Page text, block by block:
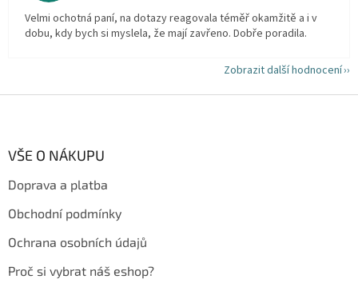
Velmi ochotná paní, na dotazy reagovala téměř okamžitě a i v
dobu, kdy bych si myslela, že mají zavřeno. Dobře poradila.
Zobrazit další hodnocení
VŠE O NÁKUPU
Doprava a platba
Obchodní podmínky
Ochrana osobních údajů
Proč si vybrat náš eshop?